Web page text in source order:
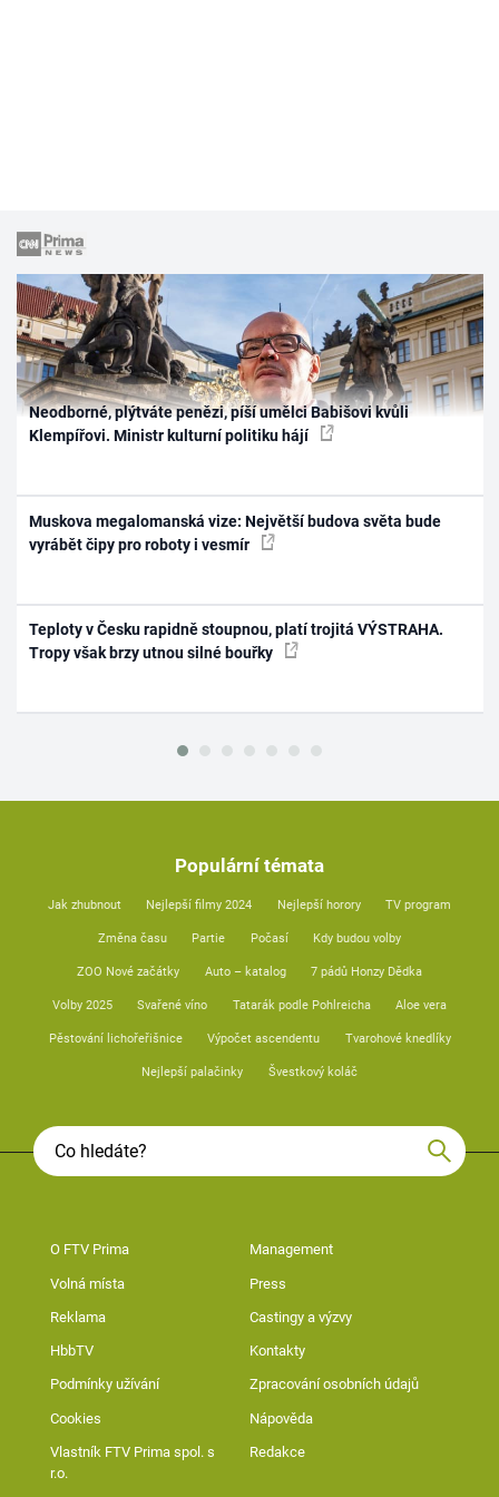
Neodborné, plýtváte penězi, píší umělci Babišovi kvůli
Klempířovi. Ministr kulturní politiku hájí
Muskova megalomanská vize: Největší budova světa bude
vyrábět čipy pro roboty i vesmír
Teploty v Česku rapidně stoupnou, platí trojitá VÝSTRAHA.
Tropy však brzy utnou silné bouřky
Populární témata
Jak zhubnout Nejlepší filmy 2024 Nejlepší horory TV program
Změna času Partie Počasí Kdy budou volby
ZOO Nové začátky Auto – katalog 7 pádů Honzy Dědka
Volby 2025 Svařené víno Tatarák podle Pohlreicha Aloe vera
Pěstování lichořeřišnice Výpočet ascendentu Tvarohové knedlíky
Nejlepší palačinky Švestkový koláč
O FTV Prima Management
Volná místa Press
Reklama Castingy a výzvy
HbbTV Kontakty
Podmínky užívání Zpracování osobních údajů
Cookies Nápověda
Vlastník FTV Prima spol. s
r.o.
Redakce